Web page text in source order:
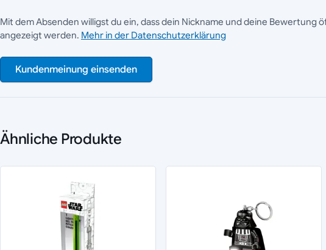
Mit dem Absenden willigst du ein, dass dein Nickname und deine Bewertung
angezeigt werden. Mehr in der Datenschutzerklärung
Kundenmeinung einsenden
Ähnliche Produkte